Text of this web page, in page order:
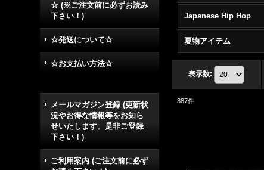
☆ (※ご注文前に必ずお読み
下さい！)
☆発送について☆
☆お支払い方法☆
メールマガジン登録 (更新状
況やお得な情報等をお知ら
せいたします。是非ご登録
下さい！)
ご利用案内 (ご注文前に必ず
Japanese Hip Hop
夏物アイテム
表示数:
387件